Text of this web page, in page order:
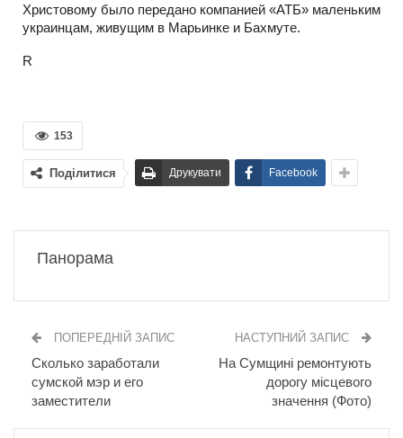
Христовому было передано компанией «АТБ» маленьким
украинцам, живущим в Марьинке и Бахмуте.
R
153
Поділитися Друкувати Facebook
Панорама
ПОПЕРЕДНІЙ ЗАПИС
Сколько заработали
сумской мэр и его
заместители
НАСТУПНИЙ ЗАПИС
На Сумщині ремонтують
дорогу місцевого
значення (Фото)